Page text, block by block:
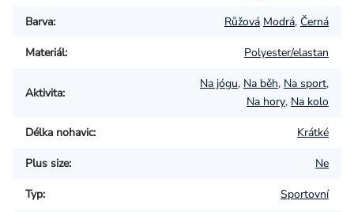
Barva: Růžová Modrá, Černá
Materiál: Polyester/elastan
Aktivita:
Na jógu, Na běh, Na sport,
Na hory, Na kolo
Délka nohavic: Krátké
Plus size: Ne
Typ: Sportovní